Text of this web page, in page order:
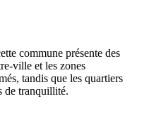
commune présente des
ville et les zones
tandis que les quartiers
de tranquillité.